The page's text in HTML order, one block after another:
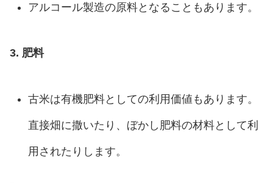
アルコール製造の原料となることもあります。
3. 肥料
古米は有機肥料としての利用価値もあります。
直接畑に撒いたり、ぼかし肥料の材料として利
用されたりします。